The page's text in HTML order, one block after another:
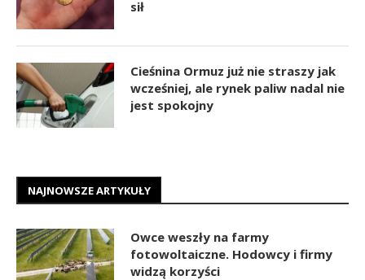
sił
Cieśnina Ormuz już nie straszy jak
wcześniej, ale rynek paliw nadal nie
jest spokojny
NAJNOWSZE ARTYKUŁY
Owce weszły na farmy
fotowoltaiczne. Hodowcy i firmy
widzą korzyści